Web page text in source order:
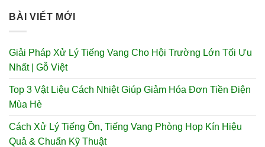
BÀI VIẾT MỚI
Giải Pháp Xử Lý Tiếng Vang Cho Hội Trường Lớn Tối Ưu
Nhất | Gỗ Việt
Top 3 Vật Liệu Cách Nhiệt Giúp Giảm Hóa Đơn Tiền Điện
Mùa Hè
Cách Xử Lý Tiếng Ồn, Tiếng Vang Phòng Họp Kín Hiệu
Quả & Chuẩn Kỹ Thuật